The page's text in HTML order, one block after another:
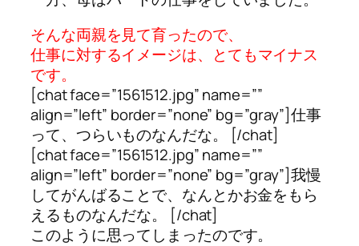
そんな両親を見て育ったので、
仕事に対するイメージは、
とてもマイナス
です。
[chat face=”1561512.jpg” name=””
align=”left” border=”none” bg=”gray”]仕事
って、つらいものなんだな。 [/chat]
[chat face=”1561512.jpg” name=””
align=”left” border=”none” bg=”gray”]我慢
してがんばることで、なんとかお金をもら
えるものなんだな。 [/chat]
このように思ってしまったのです。